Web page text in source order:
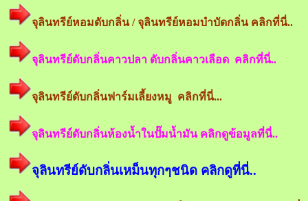
จุลินทรีย์หอมดับกลิ่น / จุลินทรีย์หอมบำบัดกลิ่น คลิกที่นี่..
จุลินทรีย์ดับกลิ่นคาวปลา ดับกลิ่นคาวเลือด คลิกที่นี่..
จุลินทรีย์ดับกลิ่นฟาร์มเลี้ยงหมู คลิกที่นี่...
จุลินทรีย์ดับกลิ่นห้องน้ำในปั๊มน้ำมัน คลิกดูข้อมูลที่นี่..
จุลินทรีย์ดับกลิ่นเหม็นทุกๆชนิด คลิกดูที่นี่..